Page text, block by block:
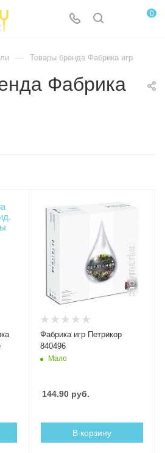
0
— Товары бренда Фабрика игр
Фабрика
Фабрика игр Петрикор
840496
Мало
144.90руб.
В корзину